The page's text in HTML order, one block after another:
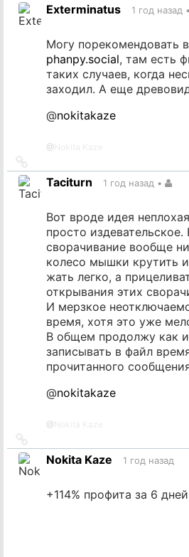
источник
Exterminatus 1 год назад •
Могу порекомендовать
phanpy.social, там есть
таких случаев, когда
заходил. А еще
@nokitakaze
@
на
источник
Taciturn 1 год назад •
Вот вроде идея
просто
сворачивание вообще
колесо мышки крутить
жать легко, а
открывания этих
И мерзкое
время, хотя это уже
В общем продолжу как
записывать в файл
прочитанного
@nokitakaze
@
на
источник
Nokita Kaze 1 год назад
+114% профита за 6